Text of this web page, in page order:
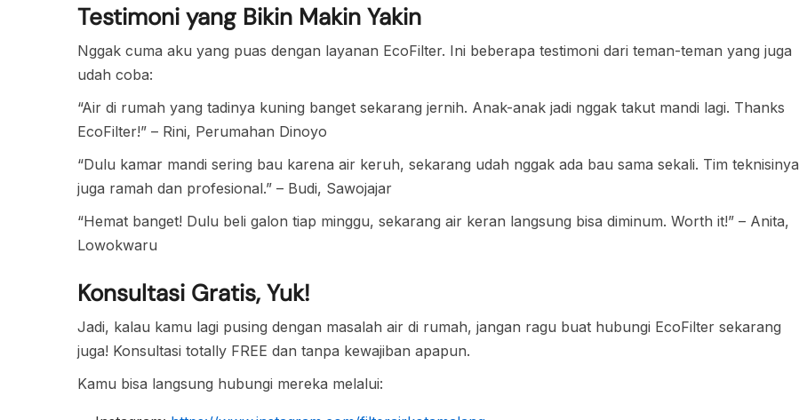
Testimoni yang Bikin Makin Yakin
Nggak cuma aku yang puas dengan layanan EcoFilter. Ini beberapa testimoni dari teman-teman yang juga
udah coba:
“Air di rumah yang tadinya kuning banget sekarang jernih. Anak-anak jadi nggak takut mandi lagi. Thanks
EcoFilter!” – Rini, Perumahan Dinoyo
“Dulu kamar mandi sering bau karena air keruh, sekarang udah nggak ada bau sama sekali. Tim teknisinya
juga ramah dan profesional.” – Budi, Sawojajar
“Hemat banget! Dulu beli galon tiap minggu, sekarang air keran langsung bisa diminum. Worth it!” – Anita,
Lowokwaru
Konsultasi Gratis, Yuk!
Jadi, kalau kamu lagi pusing dengan masalah air di rumah, jangan ragu buat hubungi EcoFilter sekarang
juga! Konsultasi totally FREE dan tanpa kewajiban apapun.
Kamu bisa langsung hubungi mereka melalui: